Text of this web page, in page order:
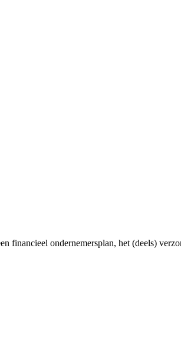
financieel ondernemersplan, het (deels)